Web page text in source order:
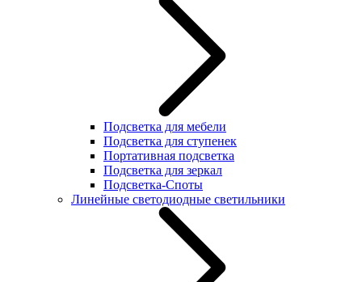
Подсветка для мебели
Подсветка для ступенек
Портативная подсветка
Подсветка для зеркал
Подсветка-Споты
Линейные светодиодные светильники